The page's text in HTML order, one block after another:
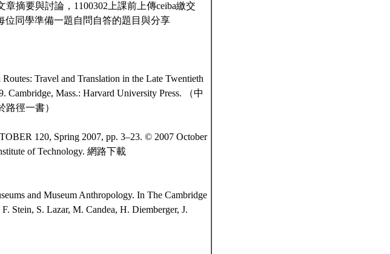
摘要與討論，1100302上課前上傳ceiba繳交
位同學準備一題自問自答的題目與分享
Travel and Translation in the Late Twentieth
Cambridge, Mass.: Harvard University Press. （中
徑一書）
120, Spring 2007, pp. 3–23. © 2007 October
of Technology. 網路下載
and Museum Anthropology. In The Cambridge
Stein, S. Lazar, M. Candea, H. Diemberger, J.